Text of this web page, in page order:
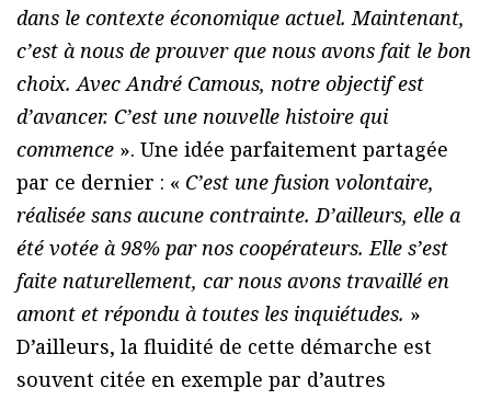
dans le contexte économique actuel. Maintenant,
c’est à nous de prouver que nous avons fait le bon
choix. Avec André Camous, notre objectif est
d’avancer. C’est une nouvelle histoire qui
commence ». Une idée parfaitement partagée
par ce dernier : « C’est une fusion volontaire,
réalisée sans aucune contrainte. D’ailleurs, elle a
été votée à 98% par nos coopérateurs. Elle s’est
faite naturellement, car nous avons travaillé en
amont et répondu à toutes les inquiétudes. »
D’ailleurs, la fluidité de cette démarche est
souvent citée en exemple par d’autres